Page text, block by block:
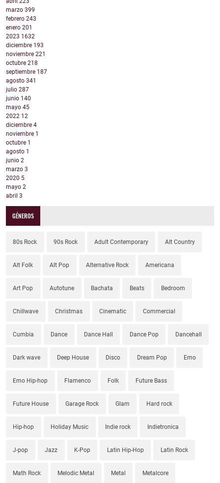
marzo 399
febrero 243
enero 201
2023 1632
diciembre 193
noviembre 221
octubre 218
septiembre 187
agosto 341
julio 287
junio 140
mayo 45
2022 12
diciembre 4
noviembre 1
octubre 1
agosto 1
junio 2
marzo 3
2020 5
mayo 2
abril 3
GÉNEROS
80s Rock 90s Rock Adult Contemporary Alt Country
Alt Folk Alt Pop Alternative Rock Americana
Art Pop Autotune Bachata Beats Bedroom
Chillwave Christmas Cinematic Commercial
Cumbia Dance Dance Hall Dance Pop Dancehall
Dark wave Deep House Disco Dream Pop Emo
Emo Hip-hop Flamenco Folk Future Bass
Future House Garage Rock Glam Hard rock
Hip-hop Holiday Music Indie rock Indietronica
J-pop Jazz K-Pop Latin Hip-Hop Latin Rock
Math Rock Melodic Metal Metal Metalcore